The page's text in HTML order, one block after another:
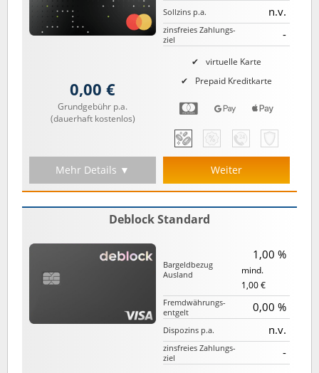
virtuelle Karte
Prepaid Kreditkarte
Sollzins p.a. n.v.
zinsfreies Zahlungs­
ziel
-
0,00 €
Grundgebühr p.a.
(dauerhaft kostenlos)
Mehr Details ▼ Weiter
Deblock Standard
Bargeld­bezug
Ausland
1,00 %
mind.
1,00 €
Fremd­währungs­
entgelt
0,00 %
Dispozins p.a. n.v.
zinsfreies Zahlungs­
ziel
-